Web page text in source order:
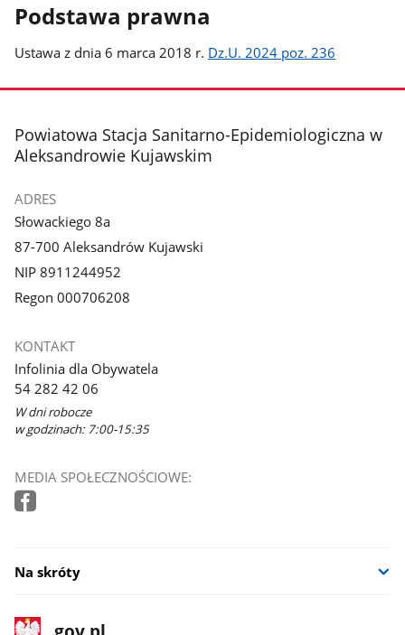
Podstawa prawna
Ustawa z dnia 6 marca 2018 r. Dz.U. 2024 poz. 236
stopka
Powiatowa Stacja Sanitarno-Epidemiologiczna w
Aleksandrowie Kujawskim
ADRES
Słowackiego 8a
87-700 Aleksandrów Kujawski
NIP 8911244952
Regon 000706208
KONTAKT
Infolinia dla Obywatela
54 282 42 06
W dni robocze
w godzinach: 7:00-15:35
MEDIA SPOŁECZNOŚCIOWE:
Na skróty
stopkaStrona